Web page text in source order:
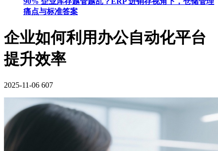
痛点与标准答案
企业如何利用办公自动化平台
提升效率
2025-11-06 607